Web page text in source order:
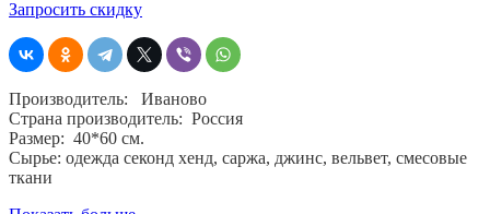
стандарт,
60%,
ПЭ
грубые
смесовые
ткани,
от
Запросить скидку
Производитель: Иваново
Страна производитель: Россия
Размер: 40*60 см.
Сырье: одежда секонд хенд, саржа, джинс, вельвет, смесовые
ткани